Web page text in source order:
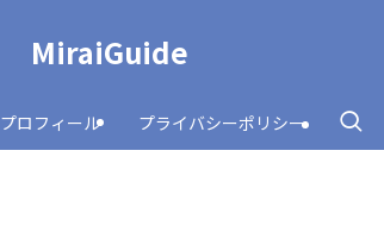
MiraiGuide
プロフィール プライバシーポリシー